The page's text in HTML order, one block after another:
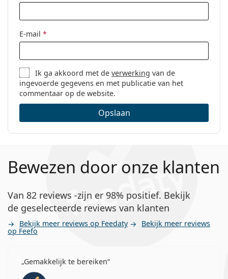
E-mail *
Ik ga akkoord met deverwerking van de
ingevoerde gegevens en met publicatie van het
commentaar op de website.
Opslaan
Bewezen door onze klanten
Van 82 reviews -zijn er 98% positief. Bekijk
de geselecteerde reviews van klanten
Bekijk meer reviews op Feedaty Bekijk meer reviews
op Feefo
Gemakkelijk te bereiken